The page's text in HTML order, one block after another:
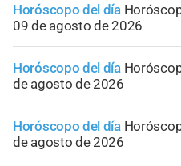
Horóscopo del día
09 de agosto de 2026
Horóscopo del día
de agosto de 2026
Horóscopo del día
de agosto de 2026